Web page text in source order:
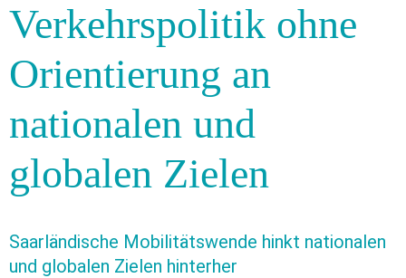
Verkehrspolitik ohne
Orientierung an
nationalen und
globalen Zielen
Saarländische Mobilitätswende hinkt nationalen
und globalen Zielen hinterher